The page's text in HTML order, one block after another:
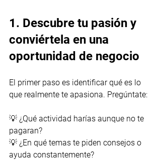
1. Descubre tu pasión y
conviértela en una
oportunidad de negocio
El primer paso es identificar qué es lo
que realmente te apasiona. Pregúntate:
💡 ¿Qué actividad harías aunque no te
pagaran?
💡 ¿En qué temas te piden consejos o
ayuda constantemente?